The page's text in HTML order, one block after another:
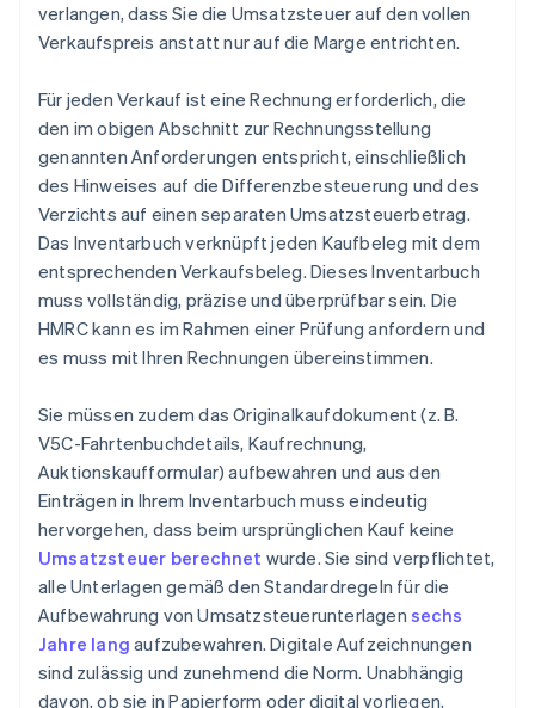
verlangen, dass Sie die Umsatzsteuer auf den vollen
Verkaufspreis anstatt nur auf die Marge entrichten.
Für jeden Verkauf ist eine Rechnung erforderlich, die
den im obigen Abschnitt zur Rechnungsstellung
genannten Anforderungen entspricht, einschließlich
des Hinweises auf die Differenzbesteuerung und des
Verzichts auf einen separaten Umsatzsteuerbetrag.
Das Inventarbuch verknüpft jeden Kaufbeleg mit dem
entsprechenden Verkaufsbeleg. Dieses Inventarbuch
muss vollständig, präzise und überprüfbar sein. Die
HMRC kann es im Rahmen einer Prüfung anfordern und
es muss mit Ihren Rechnungen übereinstimmen.
Sie müssen zudem das Originalkaufdokument (z. B.
V5C-Fahrtenbuchdetails, Kaufrechnung,
Auktionskaufformular) aufbewahren und aus den
Einträgen in Ihrem Inventarbuch muss eindeutig
hervorgehen, dass beim ursprünglichen Kauf keine
Umsatzsteuer berechnet wurde. Sie sind verpflichtet,
alle Unterlagen gemäß den Standardregeln für die
Aufbewahrung von Umsatzsteuerunterlagensechs
Jahre lang aufzubewahren. Digitale Aufzeichnungen
sind zulässig und zunehmend die Norm. Unabhängig
davon, ob sie in Papierform oder digital vorliegen,